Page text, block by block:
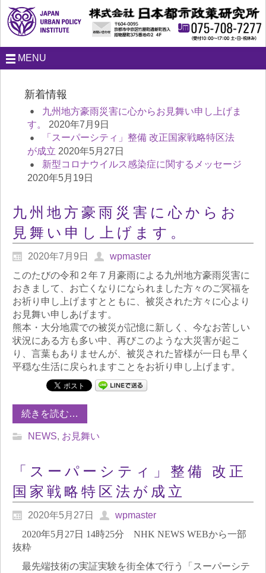
MENU
新着情報
九州地方豪雨災害に心からお見舞い申し上げま
す。
2020年7月9日
「スーパーシティ」整備 改正国家戦略特区法
が成立 2020年5月27日
新型コロナウイルス感染症に関するメッセージ
2020年5月19日
九州地方豪雨災害に心からお
見舞い申し上げます。
2020年7月9日
wpmaster
このたびの令和２年７月豪雨による九州地方豪雨災害に
おきまして、お亡くなりになられました方々のご冥福を
お祈り申し上げますとともに、被災された方々に心より
お見舞い申しあげます。
熊本・大分地震での被災が記憶に新しく、今なお苦しい
状況にある方も多い中、再びこのような大災害が起こ
り、言葉もありませんが、被災された皆様が一日も早く
平穏な生活に戻られますことをお祈り申し上げます。
続きを読む…
NEWS, お見舞い
「スーパーシティ」整備 改正
国家戦略特区法が成立
2020年5月27日
wpmaster
2020年5月27日 14時25分 NHK NEWS WEBから一部
抜粋
最先端技術の実証実験を街全体で行う「スーパーシテ